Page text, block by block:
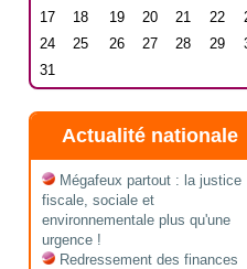
17
18 19 20 21 22
24
25 26 27 28 29
31
Actualité nationale
Mégafeux partout : la justice
fiscale, sociale et
environnementale plus qu'une
urgence !
Redressement des finances